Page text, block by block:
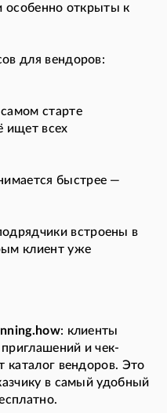
особенно открыты к
для вендоров:
старте
ищет всех
быстрее —
встроены в
клиент уже
: клиенты
и чек-
каталог вендоров. Это
в самый удобный